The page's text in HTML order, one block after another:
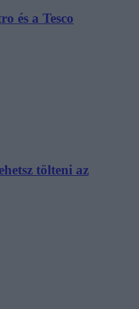
és a Tesco
tölteni az